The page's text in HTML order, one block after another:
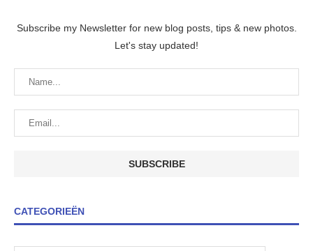
Subscribe my Newsletter for new blog posts, tips & new photos.
Let's stay updated!
CATEGORIEËN